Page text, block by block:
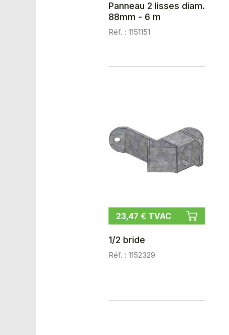
Panneau 2 lisses diam.
88mm - 6 m
Réf. : 1151151
23,47 € TVAC
1/2 bride
Réf. : 1152329